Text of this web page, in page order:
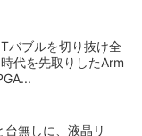
バブルを切り抜け全
代を先取りしたArm
無しに、液晶リ